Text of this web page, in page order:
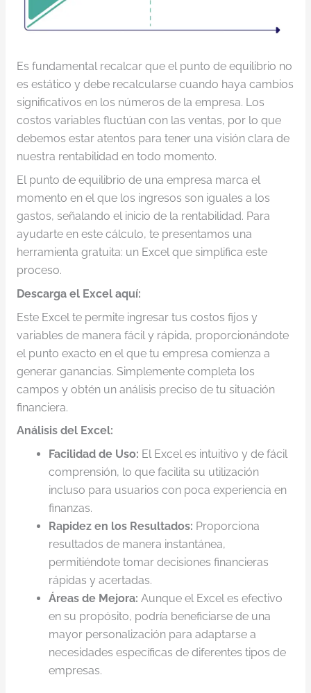
Es fundamental recalcar que el punto de equilibrio no
es estático y debe recalcularse cuando haya cambios
significativos en los números de la empresa. Los
costos variables fluctúan con las ventas, por lo que
debemos estar atentos para tener una visión clara de
nuestra rentabilidad en todo momento.
El punto de equilibrio de una empresa marca el
momento en el que los ingresos son iguales a los
gastos, señalando el inicio de la rentabilidad. Para
ayudarte en este cálculo, te presentamos una
herramienta gratuita: un Excel que simplifica este
proceso.
Descarga el Excel aquí:
Este Excel te permite ingresar tus costos fijos y
variables de manera fácil y rápida, proporcionándote
el punto exacto en el que tu empresa comienza a
generar ganancias. Simplemente completa los
campos y obtén un análisis preciso de tu situación
financiera.
Análisis del Excel:
Facilidad de Uso: El Excel es intuitivo y de fácil
comprensión, lo que facilita su utilización
incluso para usuarios con poca experiencia en
finanzas.
Rapidez en los Resultados: Proporciona
resultados de manera instantánea,
permitiéndote tomar decisiones financieras
rápidas y acertadas.
Áreas de Mejora: Aunque el Excel es efectivo
en su propósito, podría beneficiarse de una
mayor personalización para adaptarse a
necesidades específicas de diferentes tipos de
empresas.